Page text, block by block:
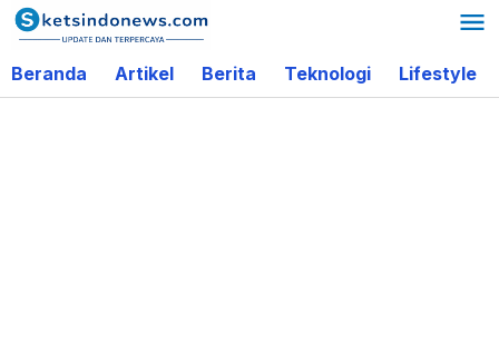
Lewati
ke
konten
Beranda Artikel Berita Teknologi Lifestyle